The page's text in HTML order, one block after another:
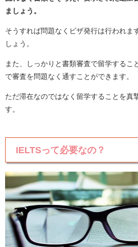
ましょう。
そうすれば問題なくビザ発行は行われま
しょう。
また、しっかりと書類審査で留学するこ
で審査を問題なく通すことができます。
ただ滞在なのではなく留学することを真
す。
IELTSって必要なの？